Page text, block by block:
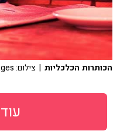
הכותרות הכלכליות | צילום: Ingram Images